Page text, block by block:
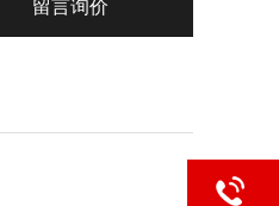
留言询价